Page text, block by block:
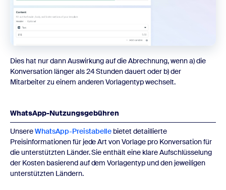
Dies hat nur dann Auswirkung auf die Abrechnung, wenn a) die
Konversation länger als 24 Stunden dauert oder b) der
Mitarbeiter zu einem anderen Vorlagentyp wechselt.
WhatsApp-Nutzungsgebühren
UnsereWhatsApp-Preistabelle bietet detaillierte
Preisinformationen für jede Art von Vorlage pro Konversation für
die unterstützten Länder. Sie enthält eine klare Aufschlüsselung
der Kosten basierend auf dem Vorlagentyp und den jeweiligen
unterstützten Ländern.